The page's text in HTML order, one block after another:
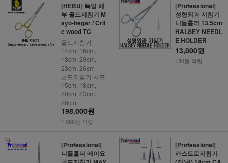
[HEBU] 독일 헤
부 골드지침기 M
ayo-hegar / Cril
e wood TC
골드지침기
14cm, 16cm,
18cm, 20cm,
23cm, 26cm
골드지침기 샤프
15cm, 18cm,
20cm, 23cm,
26cm
198,000원
1,980원 적립
[Professional]
성형외과 지침기
니들홀더 13.5cm
HALSEY NEEDL
E HOLDER
13,000원
130원 적립
[Professional]
니들홀더 메이요
[Professional]
카스트로지침기